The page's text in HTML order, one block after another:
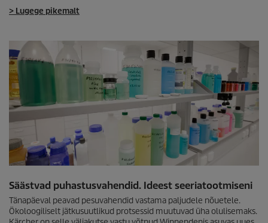
> Lugege pikemalt
Säästvad puhastusvahendid. Ideest seeriatootmiseni
Tänapäeval peavad pesuvahendid vastama paljudele nõuetele.
Ökoloogiliselt jätkusuutlikud protsessid muutuvad üha olulisemaks.